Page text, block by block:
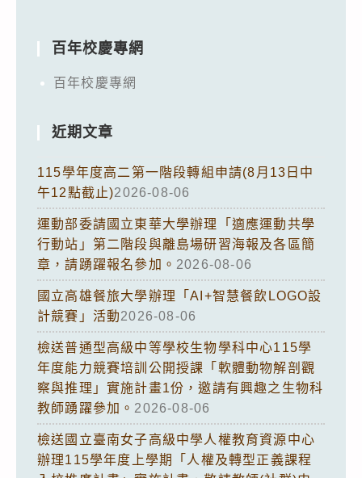
百年校慶專網
百年校慶專網
近期文章
115學年度高二第一階段轉組申請(8月13日中
午12點截止)2026-08-06
運動部委請國立東華大學辦理「適應運動共學
行動站」第二階段與離島場研習海報及各區簡
章，請踴躍報名參加。 2026-08-06
國立高雄餐旅大學辦理「AI+智慧餐飲LOGO設
計競賽」活動2026-08-06
檢送普通型高級中等學校生物學科中心115學
年度能力競賽培訓公開授課「軟體動物解剖觀
察與推理」實施計畫1份，邀請有興趣之生物科
教師踴躍參加。 2026-08-06
檢送國立臺南女子高級中學人權教育資源中心
辦理115學年度上學期「人權及轉型正義課程